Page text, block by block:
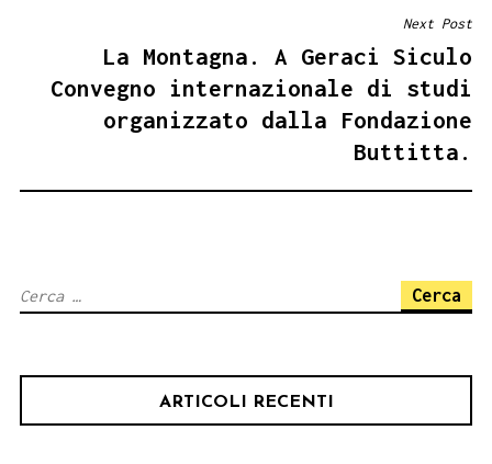
Next Post
La Montagna. A Geraci Siculo
Convegno internazionale di studi
organizzato dalla Fondazione
Buttitta.
Ricerca
ARTICOLI RECENTI